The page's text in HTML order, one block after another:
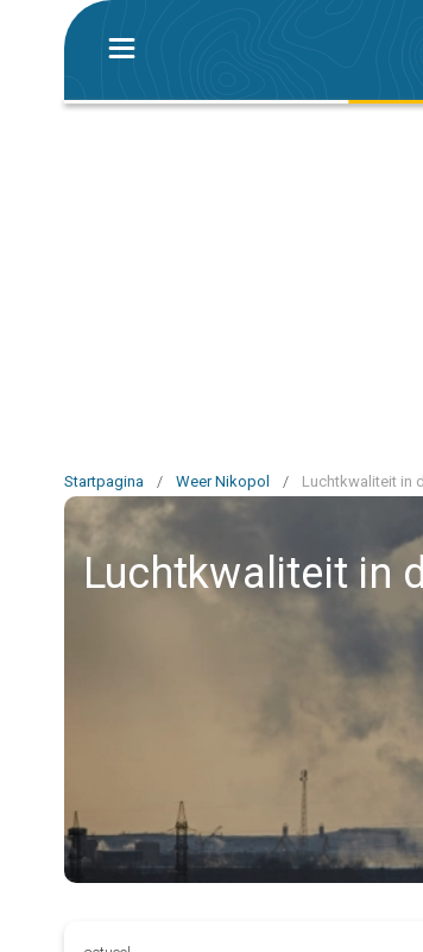
Startpagina / Weer Nikopol / Luchtkwaliteit in
Luchtkwaliteit in